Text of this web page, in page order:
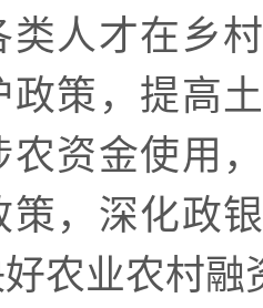
类人才在乡
政策，提高
农资金使用
策，深化政
农业农村